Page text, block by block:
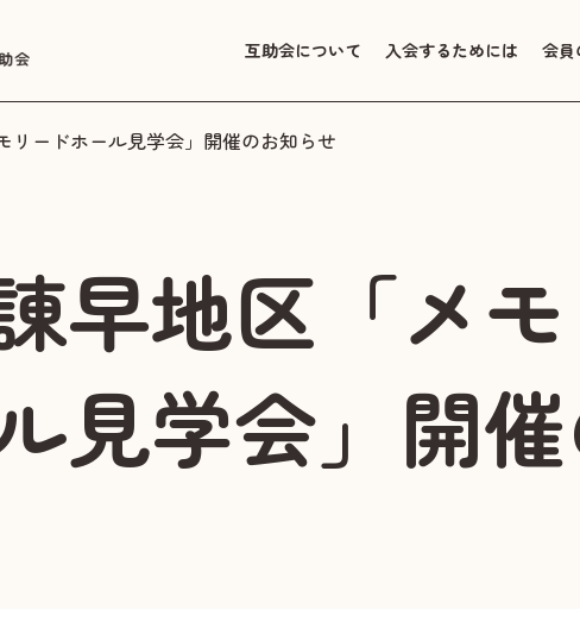
互助会について 入会するためには 会員
リードホール見学会」開催のお知らせ
早地区「メ
見学会」開